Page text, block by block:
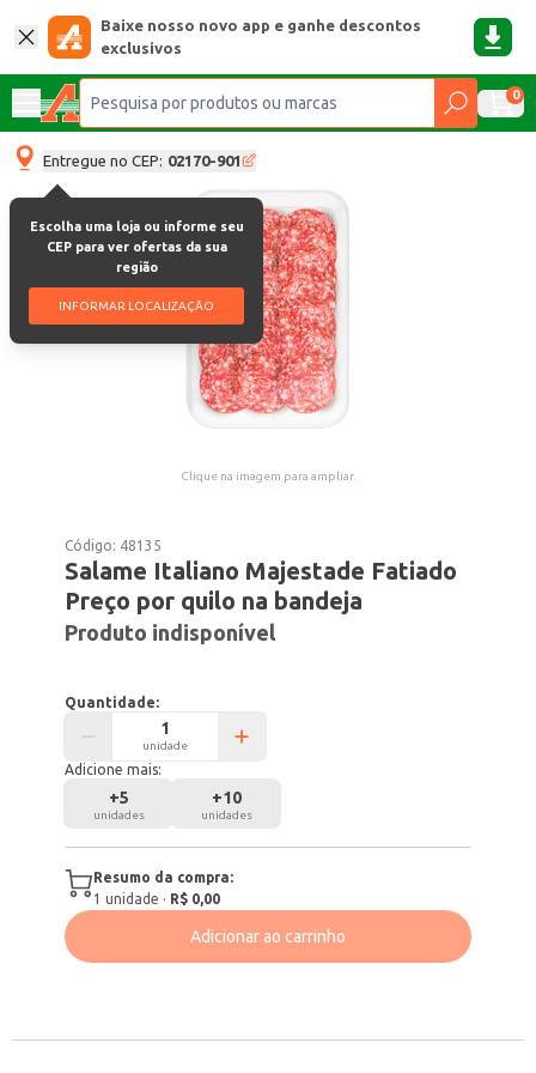
Baixe nosso novo app e ganhe descontos
exclusivos
0
Entregue no CEP: 02170-901
Escolha uma loja ou informe seu
CEP para ver ofertas da sua
região
INFORMAR LOCALIZAÇÃO
Clique na imagem para ampliar.
Código: 48135
Salame Italiano Majestade Fatiado
Preço por quilo na bandeja
Produto indisponível
Quantidade:
unidade
Adicione mais:
+5
unidades
+10
unidades
Resumo da compra:
1 unidade · R$ 0,00
Adicionar ao carrinho